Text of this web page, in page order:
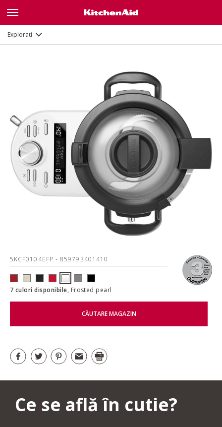
Explorați
5KCF0104EFP - 859793401410
7 culori disponibile, Frosted pearl
CĂUTARE MAGAZIN
Ce se află în cutie?